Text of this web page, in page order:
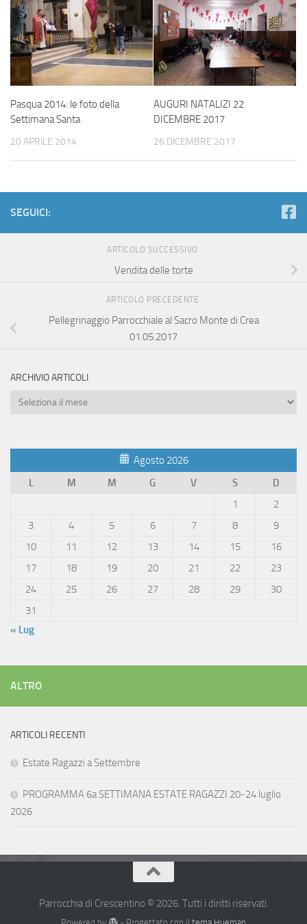
Pasqua 2014: le foto della
Settimana Santa
20 APRILE 2014
AUGURI NATALIZI 22
DICEMBRE 2017
26 DICEMBRE 2017
SEGUICI:
ARTICOLO SUCCESSIVO
Vendita delle torte
ARTICOLO PRECEDENTE
Pellegrinaggio Parrocchiale al Sacro Monte di Crea
01.05.2017
ARCHIVIO ARTICOLI
Archivio
Agosto 2026
L
M M G V S
D
1
2
3
4 5 6 7 8
9
10
11 12 13 14 15
16
17
18 19 20 21 22
23
24
25 26 27 28 29
30
31
« Lug
ALTRO
ARTICOLI RECENTI
Estate Ragazzi a Settembre
PROGRAMMA 6a SETTIMANA ESTATE RAGAZZI 20-24 luglio
2026
Parrocchia di Crescentino © 2026. Tutti i diritti riservati.